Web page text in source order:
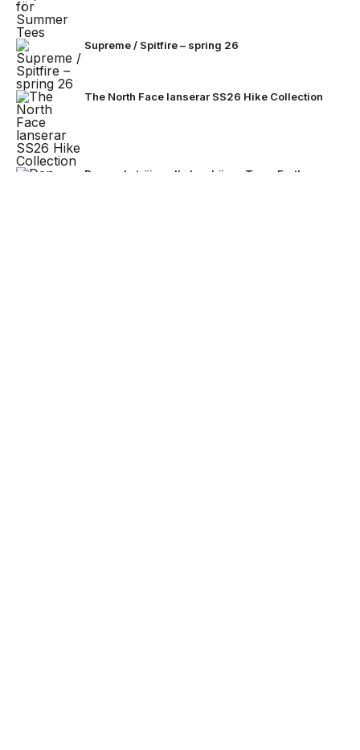
Supreme / Spitfire – spring 26
The North Face lanserar SS26 Hike Collection
Den enda tröjan alla kan bära – Team Earth